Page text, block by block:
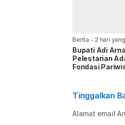
Berita - 2 hari
Bupati Adi
Pelestarian
Fondasi
Tinggalkan
Alamat email